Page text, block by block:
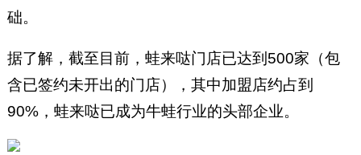
础。
据了解，截至目前，蛙来哒门店已达到500家（包
含已签约未开出的门店），其中加盟店约占到
90%，蛙来哒已成为牛蛙行业的头部企业。